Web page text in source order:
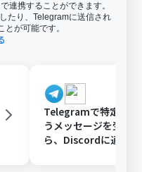
連携することができます。
たり、Telegramに送信され
が可能です。
Telegramで特定の条
うメッセージを受け
ら、Discordに通知